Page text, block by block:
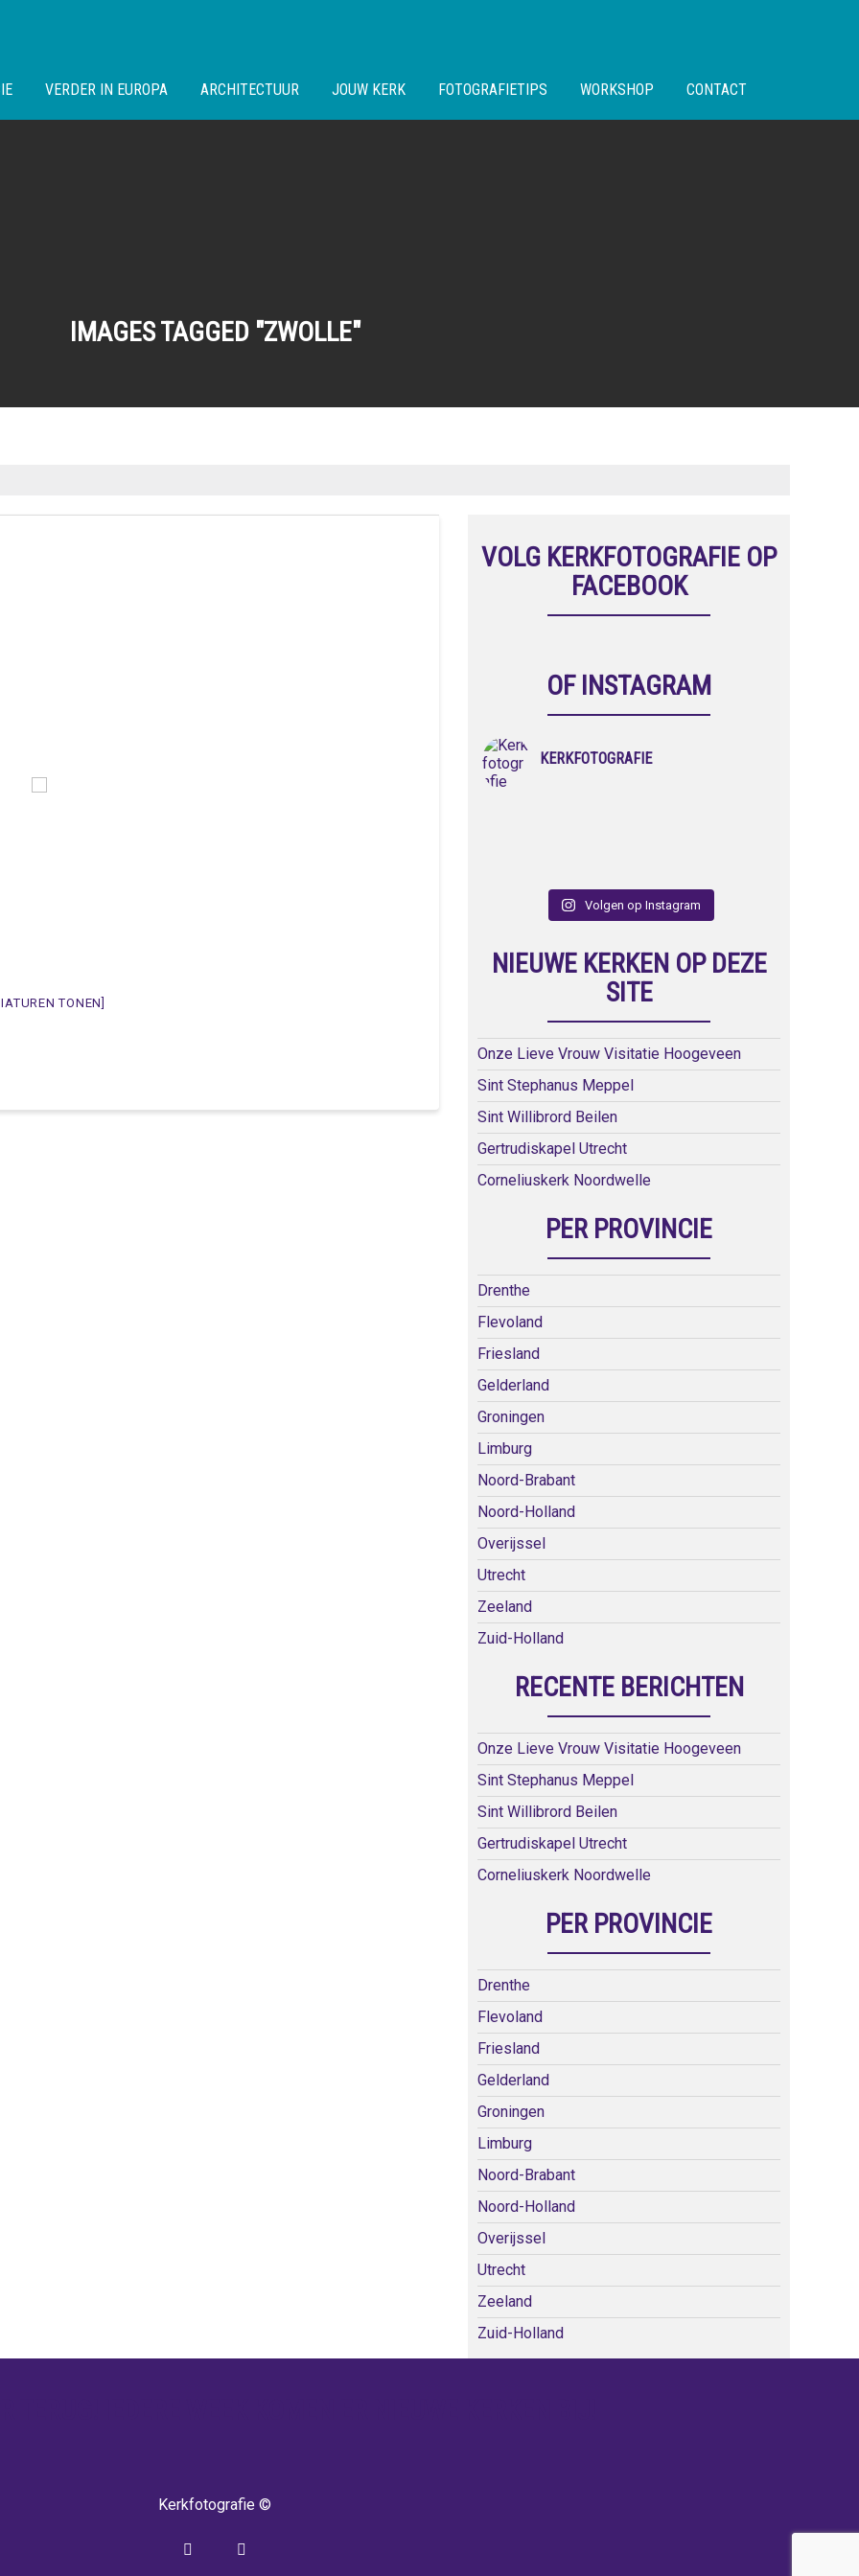
VERDER IN EUROPA ARCHITECTUUR JOUW KERK FOTOGRAFIETIPS WORKSHOP CONTACT
IMAGES TAGGED "ZWOLLE"
TONEN]
VOLG KERKFOTOGRAFIE OP
FACEBOOK
OF INSTAGRAM
KERKFOTOGRAFIE
Volgen op Instagram
NIEUWE KERKEN OP DEZE
SITE
Onze Lieve Vrouw Visitatie Hoogeveen
Sint Stephanus Meppel
Sint Willibrord Beilen
Gertrudiskapel Utrecht
Corneliuskerk Noordwelle
PER PROVINCIE
Drenthe
Flevoland
Friesland
Gelderland
Groningen
Limburg
Noord-Brabant
Noord-Holland
Overijssel
Utrecht
Zeeland
Zuid-Holland
RECENTE BERICHTEN
Onze Lieve Vrouw Visitatie Hoogeveen
Sint Stephanus Meppel
Sint Willibrord Beilen
Gertrudiskapel Utrecht
Corneliuskerk Noordwelle
PER PROVINCIE
Drenthe
Flevoland
Friesland
Gelderland
Groningen
Limburg
Noord-Brabant
Noord-Holland
Overijssel
Utrecht
Zeeland
Zuid-Holland
Kerkfotografie ©